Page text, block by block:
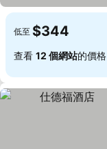
低至 $344
查看 12 個網站的價格